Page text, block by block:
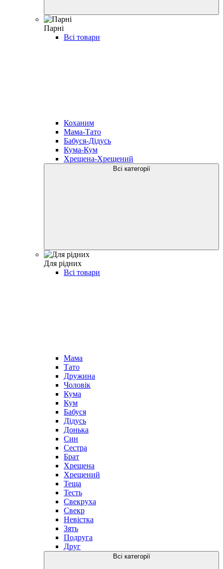
Парні
Всі товари
Коханим
Мама-Тато
Бабуся-Дідусь
Кума-Кум
Хрещена-Хрещений
Всі категорії
Для рідних
Всі товари
Мама
Тато
Дружина
Чоловік
Кума
Кум
Бабуся
Дідусь
Донька
Син
Сестра
Брат
Хрещена
Хрещений
Теща
Тесть
Свекруха
Свекр
Невістка
Зять
Подруга
Друг
Всі категорії